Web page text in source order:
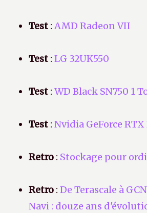
Test : AMD Radeon VII
Test : LG 32UK550
Test : WD Black SN750 1
Test : Nvidia GeForce
Retro : Stockage pour
Retro : De Terascale à
Navi : douze ans